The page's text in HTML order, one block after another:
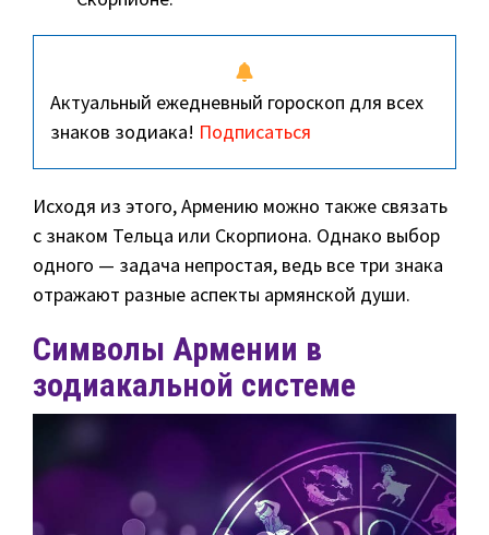
Актуальный ежедневный гороскоп для всех
знаков зодиака! Подписаться
Исходя из этого, Армению можно также связать
с знаком Тельца или Скорпиона. Однако выбор
одного — задача непростая, ведь все три знака
отражают разные аспекты армянской души.
Символы Армении в
зодиакальной системе